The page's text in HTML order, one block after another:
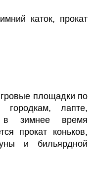
каток, прокат
площадки по
городкам, лапте,
в зимнее время
прокат коньков,
и бильярдной